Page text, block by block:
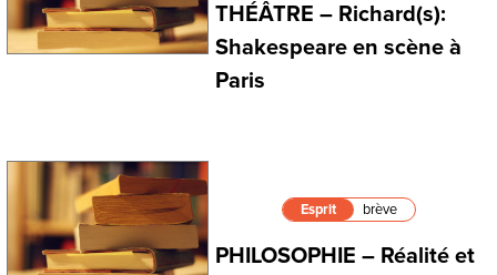
THÉÂTRE – Richard(s):
Shakespeare en scène à
Paris
Esprit brève
PHILOSOPHIE – Réalité et